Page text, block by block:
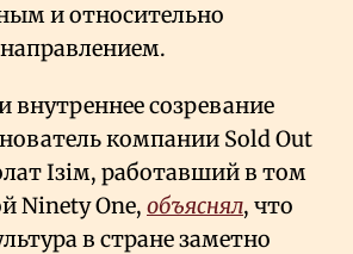
и относительно
внутреннее созревание
компании Sold Out
Ізім, работавший в том
Ninety One, объяснял, что
в стране заметно